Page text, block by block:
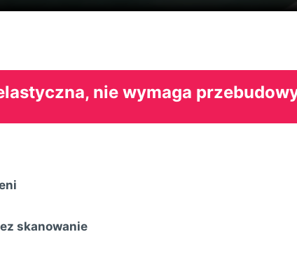
nie wymaga
skanowanie